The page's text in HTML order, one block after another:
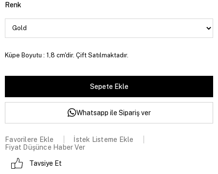
Renk
Küpe Boyutu : 1,8 cm'dir. Çift Satılmaktadır.
Whatsapp ile Sipariş ver
Favorilere Ekle
İstek Listeme Ekle
Fiyat Düşünce Haber Ver
Tavsiye Et